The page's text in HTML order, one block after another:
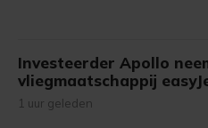
Investeerder Apollo
vliegmaatschappij
1 uur geleden